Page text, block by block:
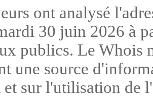
ont analysé
30 juin 2026 à
publics. Le Whois
une source
et sur l'utilisation de